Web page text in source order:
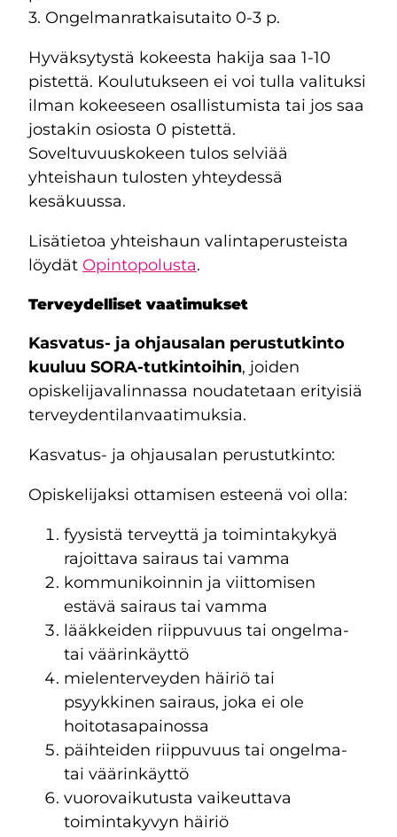
3. Ongelmanratkaisutaito 0-3 p.
Hyväksytystä kokeesta hakija saa 1-10
pistettä. Koulutukseen ei voi tulla valituksi
ilman kokeeseen osallistumista tai jos saa
jostakin osiosta 0 pistettä.
Soveltuvuuskokeen tulos selviää
yhteishaun tulosten yhteydessä
kesäkuussa.
Lisätietoa yhteishaun valintaperusteista
löydät Opintopolusta.
Terveydelliset vaatimukset
Kasvatus- ja ohjausalan perustutkinto
kuuluu SORA-tutkintoihin, joiden
opiskelijavalinnassa noudatetaan erityisiä
terveydentilanvaatimuksia.
Kasvatus- ja ohjausalan perustutkinto:
Opiskelijaksi ottamisen esteenä voi olla:
fyysistä terveyttä ja toimintakykyä
rajoittava sairaus tai vamma
kommunikoinnin ja viittomisen
estävä sairaus tai vamma
lääkkeiden riippuvuus tai ongelma-
tai väärinkäyttö
mielenterveyden häiriö tai
psyykkinen sairaus, joka ei ole
hoitotasapainossa
päihteiden riippuvuus tai ongelma-
tai väärinkäyttö
vuorovaikutusta vaikeuttava
toimintakyvyn häiriö